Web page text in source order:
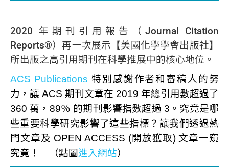
2020 年期刊引用報告（Journal Citation
Reports®）再一次展示【美國化學學會出版社】
所出版之高引用期刊在科學推展中的核心地位。
ACS Publications 特別感謝作者和審稿人的努
力，讓 ACS 期刊文章在 2019 年總引用數超過了
360 萬，89％ 的期刊影響指數超過 3。究竟是哪
些重要科學研究影響了這些指標？讓我們透過熱
門文章及 OPEN ACCESS (開放獲取) 文章一窺
究竟！ （點圖進入網站）